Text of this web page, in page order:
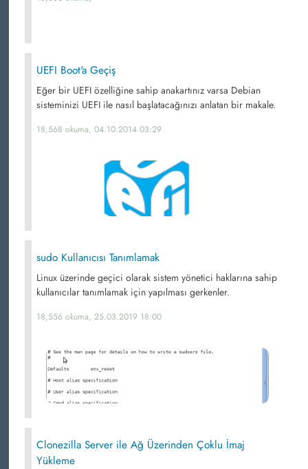
UEFI Boot'a Geçiş
Eğer bir UEFI özelliğine sahip anakartınız varsa Debian
sisteminizi UEFI ile nasıl başlatacağınızı anlatan bir makale.
18,568 okuma, 04.10.2014 03:29
sudo Kullanıcısı Tanımlamak
Linux üzerinde geçici olarak sistem yönetici haklarına sahip
kullanıcılar tanımlamak için yapılması gerkenler.
18,556 okuma, 25.03.2019 18:00
Clonezilla Server ile Ağ Üzerinden Çoklu İmaj
Yükleme